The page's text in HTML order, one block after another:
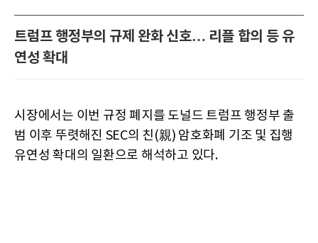
트럼프 행정부의 규제 완화 신호… 리플 합의 등 유
연성 확대
시장에서는 이번 규정 폐지를 도널드 트럼프 행정부 출
범 이후 뚜렷해진 SEC의 친(親) 암호화폐 기조 및 집행
유연성 확대의 일환으로 해석하고 있다.